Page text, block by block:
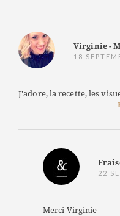
Virginie -
18
J'adore, la recette, les
22
Merci Virginie